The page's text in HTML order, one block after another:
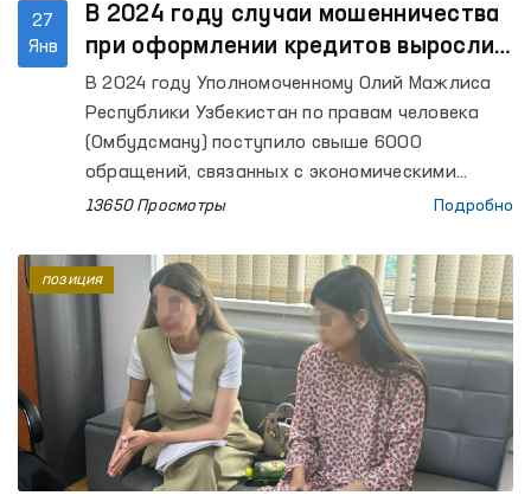
27
Янв
В 2024 году случаи мошенничества
при оформлении кредитов выросли
на 42% – Омбудсман
В 2024 году Уполномоченному Олий Мажлиса
Республики Узбекистан по правам человека
(Омбудсману) поступило свыше 6000
обращений, связанных с экономическими
правами граждан. Из них 9% связанны со
возросло число случаев оформления кредитов
в различных коммерческих банках на имя
граждан без их согласия, используя их личные
данные. Если в 2023 году таких обращений
было 110, то в 2024 году этот показатель
вырос на 42%.
13650 Просмотры Подробно
позиция